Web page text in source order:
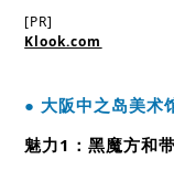
[PR]
Klook.com
● 大阪中之岛美术
魅力1：黑魔方和